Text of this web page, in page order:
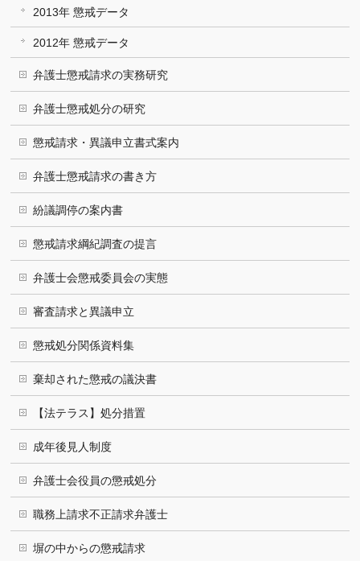
2013年 懲戒データ
2012年 懲戒データ
弁護士懲戒請求の実務研究
弁護士懲戒処分の研究
懲戒請求・異議申立書式案内
弁護士懲戒請求の書き方
紛議調停の案内書
懲戒請求綱紀調査の提言
弁護士会懲戒委員会の実態
審査請求と異議申立
懲戒処分関係資料集
棄却された懲戒の議決書
【法テラス】処分措置
成年後見人制度
弁護士会役員の懲戒処分
職務上請求不正請求弁護士
塀の中からの懲戒請求